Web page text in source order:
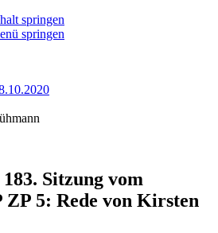
springen
springen
183. Sitzung vom
ZP 5: Rede von Kirsten